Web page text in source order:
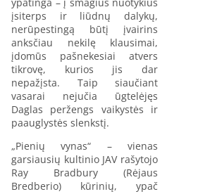
įsiterps ir liūdnų dalykų,
nerūpestingą būtį įvairins
anksčiau nekilę klausimai,
įdomūs pašnekesiai atvers
tikrovę, kurios jis dar
nepažįsta. Taip siaučiant
vasarai nejučia ūgtelėjęs
Daglas peržengs vaikystės ir
paauglystės slenkstį.
„Pienių vynas“ – vienas
garsiausių kultinio JAV rašytojo
Ray Bradbury (Rėjaus
Bredberio) kūrinių, ypač